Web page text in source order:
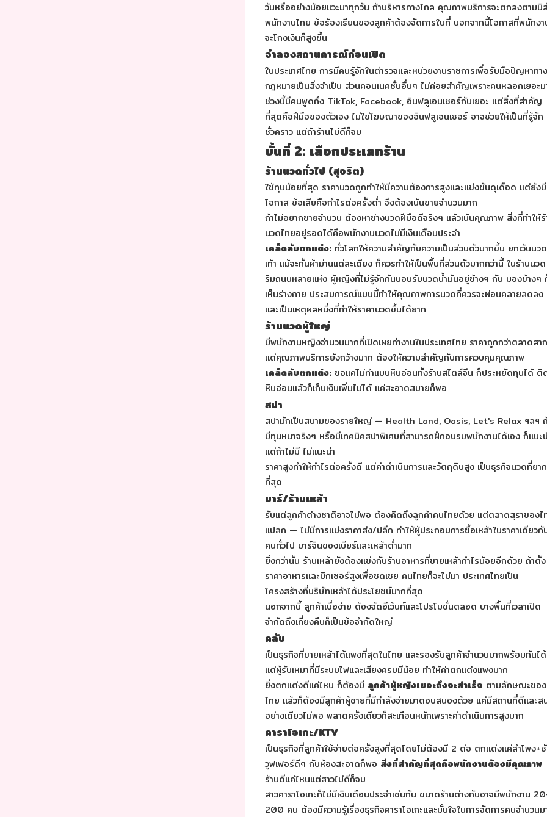
วันหรืออย่างน้อยแวะมาทุกวัน ถ้าบริหารทางไกล คุณภาพบริการจะตกลงตามนิ
พนักงานไทย ข้อร้องเรียนของลูกค้าต้องจัดการในที่ นอกจากนี้โอกาสที่พนักง
จะโกงเงินก็สูงขึ้น
จำลองสถานการณ์ก่อนเปิด
ในประเทศไทย การมีคนรู้จักในตำรวจและหน่วยงานราชการเพื่อรับมือปัญหาทาง
กฎหมายเป็นสิ่งจำเป็น ส่วนคอนเนคชั่นอื่นๆ ไม่ค่อยสำคัญเพราะคนหลอกเยอะ
ช่วงนี้มีคนพูดถึง TikTok, Facebook, อินฟลูเอนเซอร์กันเยอะ แต่สิ่งที่สำคัญ
ที่สุดคือฝีมือของตัวเอง ไม่ใช่โฆษณาของอินฟลูเอนเซอร์ อาจช่วยให้เป็นที่รู้จัก
ชั่วคราว แต่ถ้าร้านไม่ดีก็จบ
ขั้นที่ 2: เลือกประเภทร้าน
ร้านนวดทั่วไป (สุจริต)
ใช้ทุนน้อยที่สุด ราคานวดถูกทำให้มีความต้องการสูงและแข่งขันดุเดือด แต่ยังมี
โอกาส ข้อเสียคือกำไรต่อครั้งต่ำ จึงต้องเน้นขายจำนวนมาก
ถ้าไม่อยากขายจำนวน ต้องหาช่างนวดฝีมือดีจริงๆ แล้วเน้นคุณภาพ สิ่งที่ทำให้
นวดไทยอยู่รอดได้คือพนักงานนวดไม่มีเงินเดือนประจำ
เคล็ดลับตกแต่ง: ทั่วโลกให้ความสำคัญกับความเป็นส่วนตัวมากขึ้น ยกเว้นนวด
เท้า แม้จะกั้นผ้าม่านแต่ละเตียง ก็ควรทำให้เป็นพื้นที่ส่วนตัวมากกว่านี้ ในร้านนวด
ริมถนนหลายแห่ง ผู้หญิงที่ไม่รู้จักกันนอนรับนวดน้ำมันอยู่ข้างๆ กัน มองข้างๆ
เห็นร่างกาย ประสบการณ์แบบนี้ทำให้คุณภาพการนวดที่ควรจะผ่อนคลายลดลง
และเป็นเหตุผลหนึ่งที่ทำให้ราคานวดขึ้นได้ยาก
ร้านนวดผู้ใหญ่
มีพนักงานหญิงจำนวนมากที่เปิดเผยทำงานในประเทศไทย ราคาถูกกว่าตลาดสา
แต่คุณภาพบริการยังกว้างมาก ต้องให้ความสำคัญกับการควบคุมคุณภาพ
เคล็ดลับตกแต่ง: ขอแค่ไม่ทำแบบหินอ่อนทั้งร้านสไตล์จีน ก็ประหยัดทุนได้ ติ
หินอ่อนแล้วก็เก็บเงินเพิ่มไม่ได้ แค่สะอาดสบายก็พอ
สปา
สปามักเป็นสนามของรายใหญ่ — Health Land, Oasis, Let's Relax ฯลฯ
มีทุนหนาจริงๆ หรือมีเทคนิคสปาพิเศษที่สามารถฝึกอบรมพนักงานได้เอง ก็แนะ
แต่ถ้าไม่มี ไม่แนะนำ
ราคาสูงทำให้กำไรต่อครั้งดี แต่ค่าดำเนินการและวัตถุดิบสูง เป็นธุรกิจนวดที่ยาก
ที่สุด
บาร์/ร้านเหล้า
รับแต่ลูกค้าต่างชาติอาจไม่พอ ต้องคิดถึงลูกค้าคนไทยด้วย แต่ตลาดสุราของไ
แปลก — ไม่มีการแบ่งราคาส่ง/ปลีก ทำให้ผู้ประกอบการซื้อเหล้าในราคาเดียวกั
คนทั่วไป มาร์จินของเบียร์และเหล้าต่ำมาก
ยิ่งกว่านั้น ร้านเหล้ายังต้องแข่งกับร้านอาหารที่ขายเหล้ากำไรน้อยอีกด้วย ถ้าตั้ง
ราคาอาหารและมิกเซอร์สูงเพื่อชดเชย คนไทยก็จะไม่มา ประเทศไทยเป็น
โครงสร้างที่บริษัทเหล้าได้ประโยชน์มากที่สุด
นอกจากนี้ ลูกค้าเบื่อง่าย ต้องจัดอีเว้นท์และโปรโมชั่นตลอด บางพื้นที่เวลาเปิด
จำกัดถึงเที่ยงคืนก็เป็นข้อจำกัดใหญ่
คลับ
เป็นธุรกิจที่ขายเหล้าได้แพงที่สุดในไทย และรองรับลูกค้าจำนวนมากพร้อมกันได้
แต่ผู้รับเหมาที่มีระบบไฟและเสียงครบมีน้อย ทำให้ค่าตกแต่งแพงมาก
ยิ่งตกแต่งดีแค่ไหน ก็ต้องมี ลูกค้าผู้หญิงเยอะถึงจะสำเร็จ ตามลักษณะของ
ไทย แล้วก็ต้องมีลูกค้าผู้ชายที่มีกำลังจ่ายมาตอบสนองด้วย แค่มีสถานที่ดีและส
อย่างเดียวไม่พอ พลาดครั้งเดียวก็สะเทือนหนักเพราะค่าดำเนินการสูงมาก
คาราโอเกะ/KTV
เป็นธุรกิจที่ลูกค้าใช้จ่ายต่อครั้งสูงที่สุดโดยไม่ต้องมี 2 ต่อ ตกแต่งแค่ลำโพง+
วูฟเฟอร์ดีๆ กับห้องสะอาดก็พอ สิ่งที่สำคัญที่สุดคือพนักงานต้องมีคุณภาพ
ร้านดีแค่ไหนแต่สาวไม่ดีก็จบ
สาวคาราโอเกะก็ไม่มีเงินเดือนประจำเช่นกัน ขนาดร้านต่างกันอาจมีพนักงาน
200 คน ต้องมีความรู้เรื่องธุรกิจคาราโอเกะและมั่นใจในการจัดการคนจำนวนม